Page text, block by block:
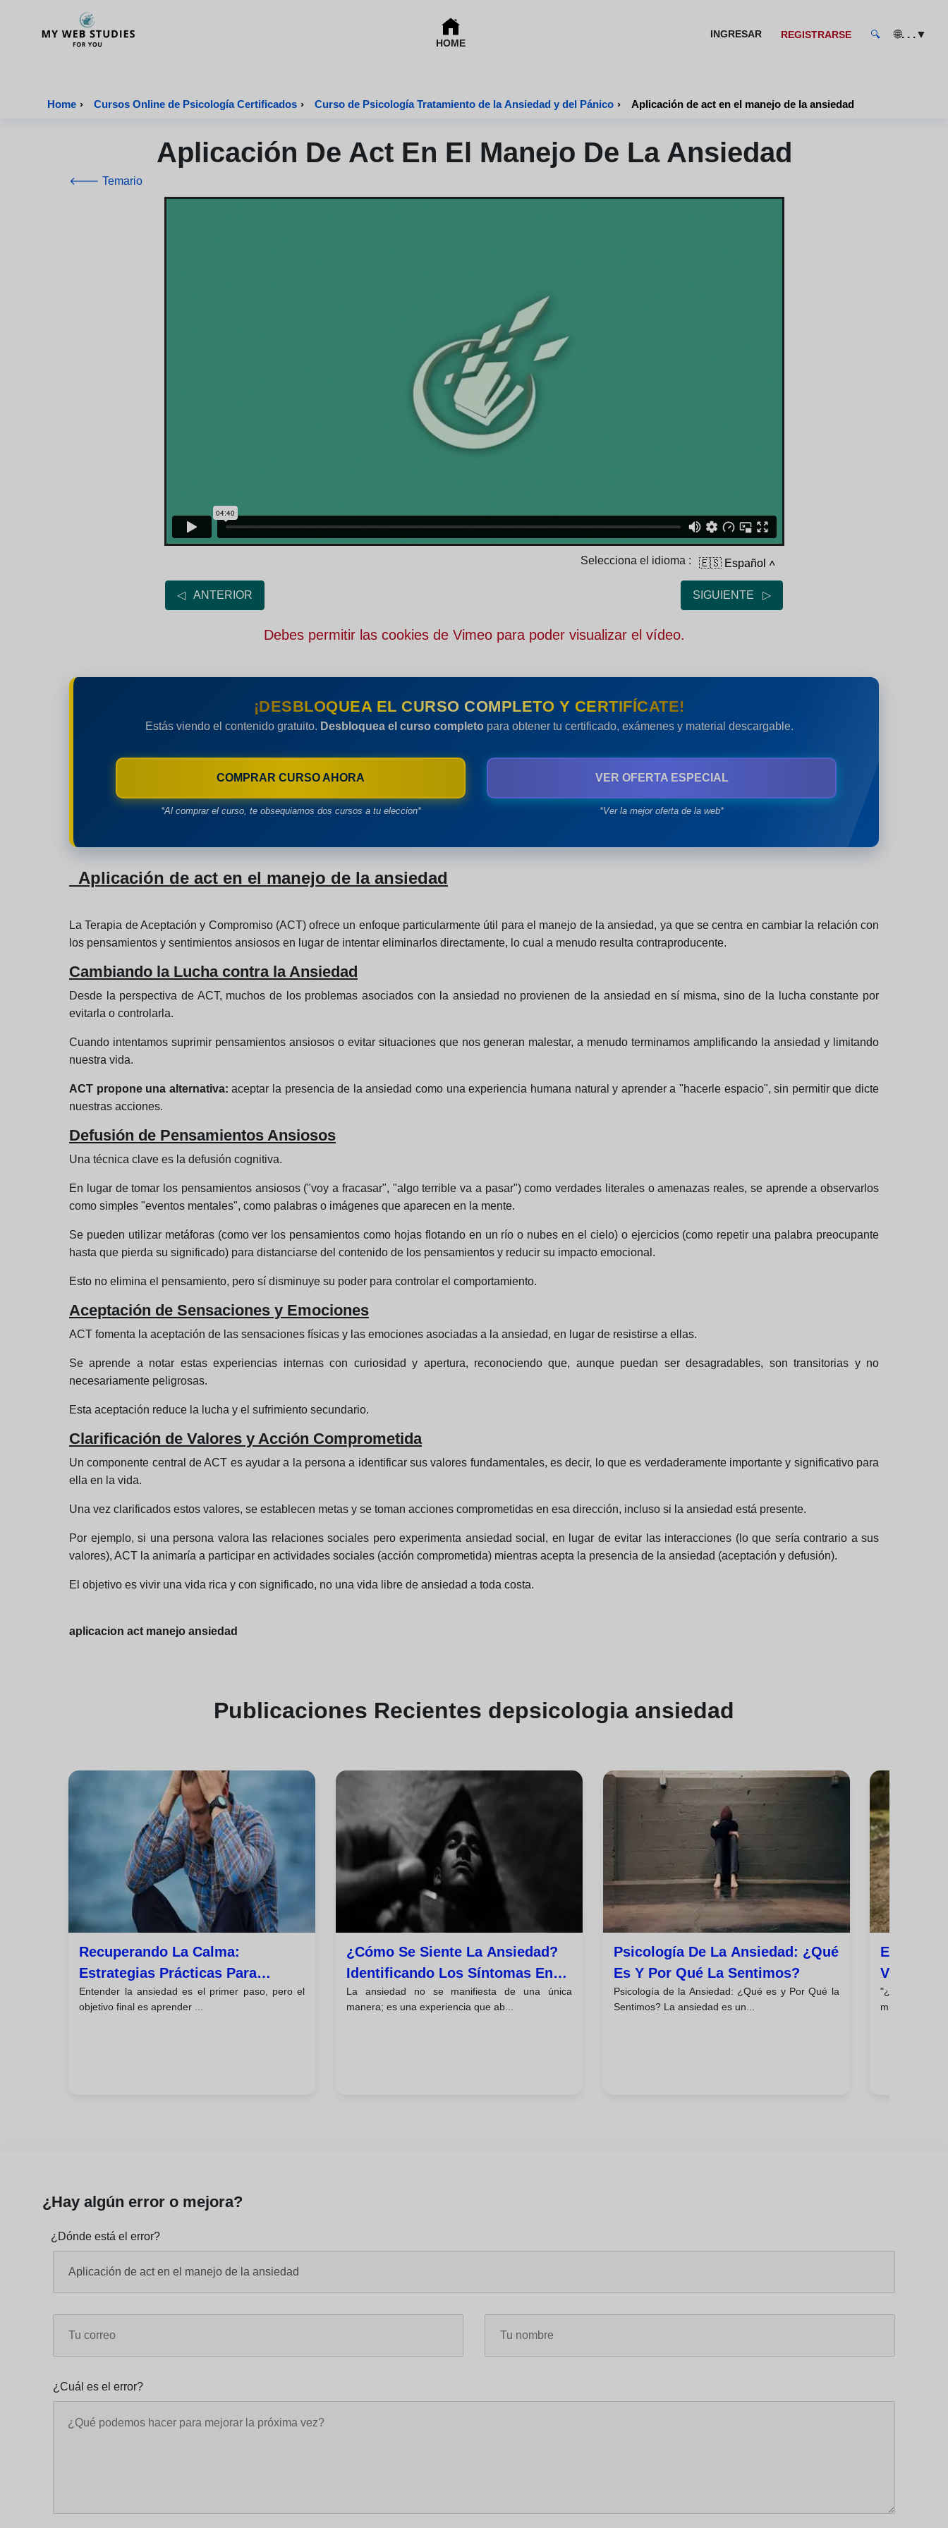
HOME
INGRESAR REGISTRARSE 🔍 🌐. . .▼
Home › Cursos Online de Psicología Certificados › Curso de Psicología Tratamiento de la Ansiedad y del Pánico › Aplicación de act en el manejo de la ansiedad
Aplicación De Act En El Manejo De La Ansiedad
🡐 Temario
Selecciona el idioma : 🇪🇸 Español ˄
◁ ANTERIOR SIGUIENTE ▷
Debes permitir las cookies de Vimeo para poder visualizar el vídeo.
¡DESBLOQUEA EL CURSO COMPLETO Y CERTIFÍCATE!
Estás viendo el contenido gratuito. Desbloquea el curso completopara obtener tu certificado, exámenes y material descargable.
COMPRAR CURSO AHORA
*Al comprar el curso, te obsequiamos dos cursos a tu eleccion*
VER OFERTA ESPECIAL
*Ver la mejor oferta de la web*
Aplicación de act en el manejo de la ansiedad
La Terapia de Aceptación y Compromiso (ACT) ofrece un enfoque particularmente útil para el manejo de la ansiedad, ya que se centra en cambiar la relación con
los pensamientos y sentimientos ansiosos en lugar de intentar eliminarlos directamente, lo cual a menudo resulta contraproducente.
Cambiando la Lucha contra la Ansiedad
Desde la perspectiva de ACT, muchos de los problemas asociados con la ansiedad no provienen de la ansiedad en sí misma, sino de la lucha constante por
evitarla o controlarla.
Cuando intentamos suprimir pensamientos ansiosos o evitar situaciones que nos generan malestar, a menudo terminamos amplificando la ansiedad y limitando
nuestra vida.
ACT propone una alternativa: aceptar la presencia de la ansiedad como una experiencia humana natural y aprender a "hacerle espacio", sin permitir que dicte
nuestras acciones.
Defusión de Pensamientos Ansiosos
Una técnica clave es la defusión cognitiva.
En lugar de tomar los pensamientos ansiosos ("voy a fracasar", "algo terrible va a pasar") como verdades literales o amenazas reales, se aprende a observarlos
como simples "eventos mentales", como palabras o imágenes que aparecen en la mente.
Se pueden utilizar metáforas (como ver los pensamientos como hojas flotando en un río o nubes en el cielo) o ejercicios (como repetir una palabra preocupante
hasta que pierda su significado) para distanciarse del contenido de los pensamientos y reducir su impacto emocional.
Esto no elimina el pensamiento, pero sí disminuye su poder para controlar el comportamiento.
Aceptación de Sensaciones y Emociones
ACT fomenta la aceptación de las sensaciones físicas y las emociones asociadas a la ansiedad, en lugar de resistirse a ellas.
Se aprende a notar estas experiencias internas con curiosidad y apertura, reconociendo que, aunque puedan ser desagradables, son transitorias y no
necesariamente peligrosas.
Esta aceptación reduce la lucha y el sufrimiento secundario.
Clarificación de Valores y Acción Comprometida
Un componente central de ACT es ayudar a la persona a identificar sus valores fundamentales, es decir, lo que es verdaderamente importante y significativo para
ella en la vida.
Una vez clarificados estos valores, se establecen metas y se toman acciones comprometidas en esa dirección, incluso si la ansiedad está presente.
Por ejemplo, si una persona valora las relaciones sociales pero experimenta ansiedad social, en lugar de evitar las interacciones (lo que sería contrario a sus
valores), ACT la animaría a participar en actividades sociales (acción comprometida) mientras acepta la presencia de la ansiedad (aceptación y defusión).
El objetivo es vivir una vida rica y con significado, no una vida libre de ansiedad a toda costa.
aplicacion act manejo ansiedad
Publicaciones Recientes depsicologia ansiedad
Recuperando La Calma:
Estrategias Prácticas Para
Gestionar La Ansiedad
Entender la ansiedad es el primer paso, pero el
objetivo final es aprender ...
¿cómo Se Siente La Ansiedad?
Identificando Los Síntomas En
Mente, Cuerpo Y
Comportamiento
La ansiedad no se manifiesta de una única
manera; es una experiencia que ab...
Psicología De La Ansiedad: ¿qué
Es Y Por Qué La Sentimos?
Psicología de la Ansiedad: ¿Qué es y Por Qué la
Sentimos? La ansiedad es un...
El Origen
Vistazo A
"¿Por qué
muchas
¿Hay algún error o mejora?
¿Dónde está el error?
¿Cuál es el error?